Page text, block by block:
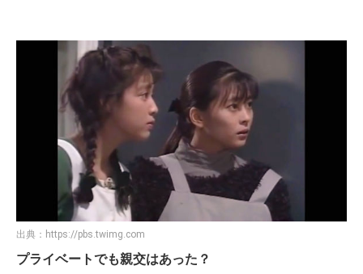
出典： https://pbs.twimg.com
プライベートでも親交はあった？